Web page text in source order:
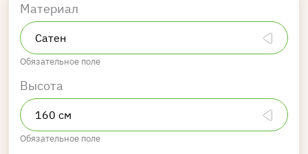
Материал
Обязательное поле
Высота
Обязательное поле